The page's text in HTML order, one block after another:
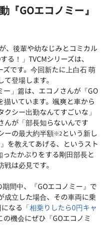
『GOエコノミー』
、後輩や幼なじみとコミカル
る！」TVCMシリーズは、
です。今回新たに上白石 萌
登場します。
ー」篇は、エコノさんが『GO
いています。颯爽と車から
シー出勤なんてすごいな」
んが「部長知らないんです
ーの最大約半額※2 という新し
を教えてあげる、というスト
たかぶりをする剛田部長と
は必見です。
間中、『GOエコノミー』で
成立した場合、その車両に乗
なる「相乗りしたら0円キャ
の機会にぜひ『GOエコノミ